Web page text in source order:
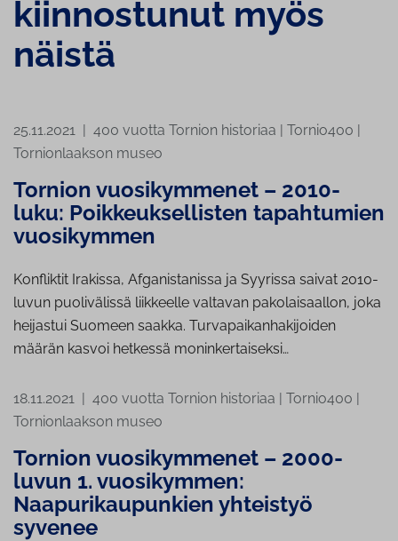
kiinnostunut myös
näistä
25.11.2021 | 400 vuotta Tornion historiaa | Tornio400 |
Tornionlaakson museo
Tornion vuosikymmenet – 2010-
luku: Poikkeuksellisten tapahtumien
vuosikymmen
Konfliktit Irakissa, Afganistanissa ja Syyrissa saivat 2010-
luvun puolivälissä liikkeelle valtavan pakolaisaallon, joka
heijastui Suomeen saakka. Turvapaikanhakijoiden
määrän kasvoi hetkessä moninkertaiseksi…
18.11.2021 | 400 vuotta Tornion historiaa | Tornio400 |
Tornionlaakson museo
Tornion vuosikymmenet – 2000-
luvun 1. vuosikymmen:
Naapurikaupunkien yhteistyö
syvenee